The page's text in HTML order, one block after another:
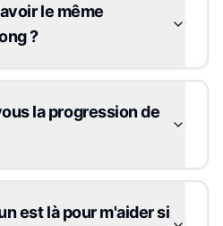
le même
?
la progression de
est là pour m'aider si